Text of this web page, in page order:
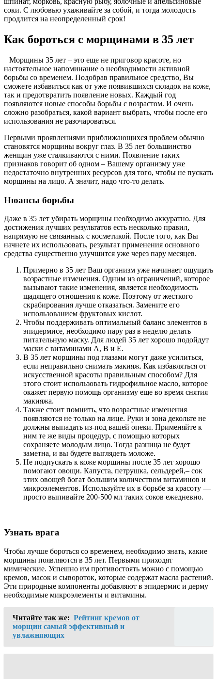
соки. С любовью ухаживайте за собой, и тогда молодость
продлится на неопределенный срок!
Как бороться с морщинами в 35 лет
Морщины 35 лет – это еще не приговор красоте, но
настоятельное напоминание о необходимости активной
борьбы со временем. Подобрав правильное средство, Вы
сможете избавиться как от уже появившихся складок на коже,
так и предотвратить появление новых. Каждый год
появляются новые способы борьбы с возрастом. И очень
сложно разобраться, какой вариант выбрать, чтобы после его
использования не разочароваться.
Первыми проявлениями приближающихся проблем обычно
становятся морщины вокруг глаз. В 35 лет большинство
женщин уже сталкиваются с ними. Появление таких
признаков говорит об одном – Вашему организму уже
недостаточно внутренних ресурсов для того, чтобы не пускать
морщины на лицо. А значит, надо что-то делать.
Нюансы борьбы
Даже в 35 лет убирать морщины необходимо аккуратно. Для
достижения лучших результатов есть несколько правил,
напрямую не связанных с косметикой. После того, как Вы
начнете их использовать, результат применения основного
средства существенно улучшится уже через пару месяцев.
Примерно в 35 лет Ваш организм уже начинает ощущать
возрастные изменения. Одним из ограничений, которое
вызывают такие изменения, является необходимость
щадящего отношения к коже. Поэтому от жесткого
скрабирования лучше отказаться. Замените его
использованием фруктовых кислот.
Чтобы поддерживать оптимальный баланс элементов в
эпидермисе, необходимо пару раз в неделю делать
питательную маску. Для людей 35 лет хорошо подойдут
маски с витаминами A, B и E.
В 35 лет морщины под глазами могут даже усилиться,
если неправильно снимать макияж. Как избавляться от
искусственной красоты правильным способом? Для
этого стоит использовать гидрофильное масло, которое
окажет первую помощь организму еще во время снятия
макияжа.
Также стоит помнить, что возрастные изменения
появляются не только на лице. Руки и зона декольте не
должны выпадать из-под вашей опеки. Применяйте к
ним те же виды процедур, с помощью которых
сохраняете молодым лицо. Тогда разница не будет
заметна, и вы будете выглядеть моложе.
Не подпускать к коже морщины после 35 лет хорошо
помогают овощи. Капуста, петрушка, сельдерей,– сок
этих овощей богат большим количеством витаминов и
микроэлементов. Используйте их в борьбе за красоту —
просто выпивайте 200-500 мл таких соков ежедневно.
Узнать врага
Чтобы лучше бороться со временем, необходимо знать, какие
морщины появляются в 35 лет. Первыми приходят
мимические. Успешно им противостоять можно с помощью
кремов, масок и сывороток, которые содержат масла растений.
Эти природные компоненты добавляют в эпидермис и дерму
необходимые микроэлементы и витамины.
Читайте так же: Рейтинг кремов от
морщин самый эффективный и
увлажняющих